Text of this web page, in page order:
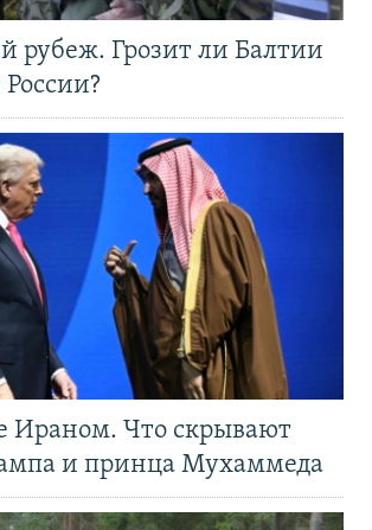
рубеж. Грозит ли Балтии
Ираном. Что скрывают
и принца Мухаммеда